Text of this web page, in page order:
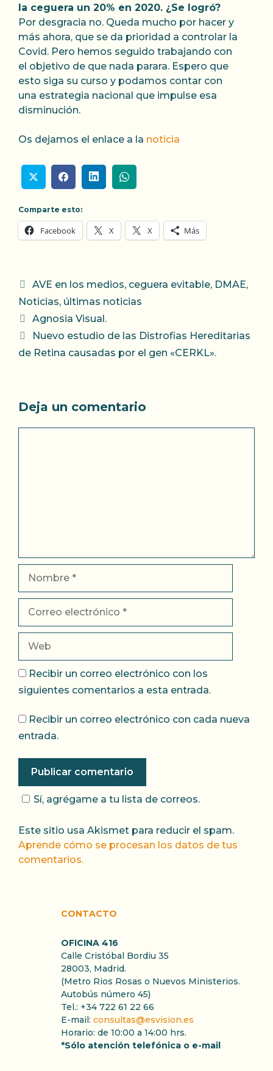
la ceguera un 20% en 2020. ¿Se logró?
Por desgracia no. Queda mucho por hacer y
más ahora, que se da prioridad a controlar la
Covid. Pero hemos seguido trabajando con
el objetivo de que nada parara. Espero que
esto siga su curso y podamos contar con
una estrategia nacional que impulse esa
disminución.
Os dejamos el enlace a la noticia
Comparte esto:
Facebook X X Más
Categorías
AVE en los medios, ceguera evitable, DMAE,
Noticias, últimas noticias
Agnosia Visual.
Nuevo estudio de las Distrofias Hereditarias
de Retina causadas por el gen «CERKL».
Deja un comentario
electrónico
Recibir un correo electrónico con los
siguientes comentarios a esta entrada.
Recibir un correo electrónico con cada nueva
entrada.
Sí, agrégame a tu lista de correos.
Este sitio usa Akismet para reducir el spam.
Aprende cómo se procesan los datos de tus
comentarios.
CONTACTO
OFICINA 416
Calle Cristóbal Bordiu 35
28003, Madrid.
(Metro Rios Rosas o Nuevos Ministerios.
Autobús número 45)
Tel.: +34 722 61 22 66
E-mail: consultas@esvision.es
Horario: de 10:00 a 14:00 hrs.
*Sólo atención telefónica o e-mail